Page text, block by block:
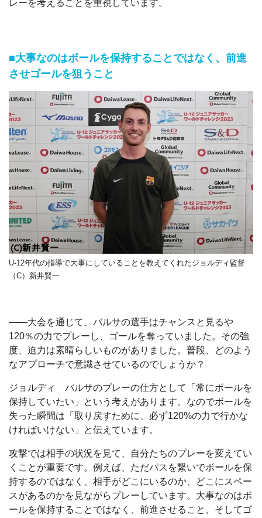
レーを考えることを重視しています。
■大事なのはボールを保持することではなく、前進
させゴールを狙うこと
U-12年代の指導で大事にしていることを教えてくれたジョルディ監督
（C）新井賢一
――大会を通じて、バルサの選手はチャンスと見るや
120％の力でプレーし、ゴールを奪っていました。その強
度、迫力は素晴らしいものがありました。普段、どのよう
なアプローチで意識させているのでしょうか？
ジョルディ バルサのプレーの仕方として「常にボールを
保持していたい」という考えがあります。なのでボールを
失った瞬間は「取り戻すために、必ず120%の力で行かな
ければいけない」と伝えています。
攻撃では相手の状況を見て、自分たちのプレーを変えてい
くことが重要です。例えば、ただパスを繋いでボールを保
持するのではなく、相手がどこにいるのか、どこにスペー
スがあるのかを見ながらプレーしています。大事なのはボ
ールを保持することではなく、前進させること、そしてゴ